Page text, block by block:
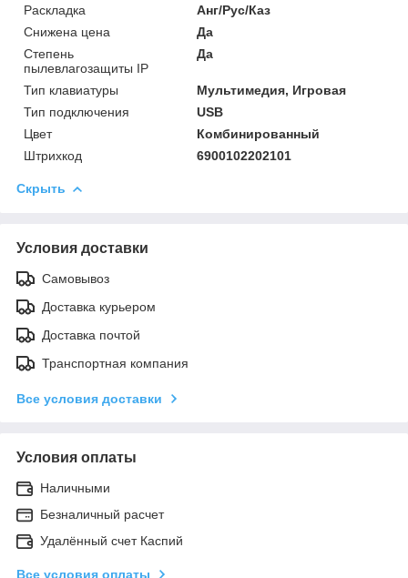
Раскладка
Анг/Рус/Каз
Снижена цена
Да
Степень
пылевлагозащиты IP
Да
Тип клавиатуры
Мультимедия, Игровая
Тип подключения
USB
Цвет
Комбинированный
Штрихкод
6900102202101
Скрыть
Условия доставки
Самовывоз
Доставка курьером
Доставка почтой
Транспортная компания
Все условия доставки
Условия оплаты
Наличными
Безналичный расчет
Удалённый счет Каспий
Все условия оплаты